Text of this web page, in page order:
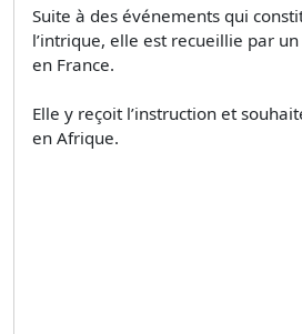
Suite à des événements qui
l’intrique, elle est recueillie par
en France.
Elle y reçoit l’instruction et
en Afrique.